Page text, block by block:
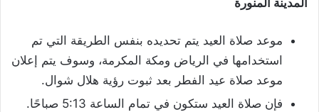
المدينة المنورة
موعد صلاة العيد يتم تحديده بنفس الطريقة التي تم
استخدامها في الرياض ومكة المكرمة، وسوف يتم إعلان
موعد صلاة عيد الفطر بعد ثبوت رؤية هلال شوال.
فإن صلاة العيد ستكون في تمام الساعة 5:13 صباحًا.